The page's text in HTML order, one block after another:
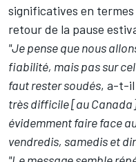
significatives en
retour de la pause
"Je pense que nous
fiabilité, mais pas sur
faut rester soudés, a-t-il
très difficile [au
évidemment faire face
vendredis, samedis et